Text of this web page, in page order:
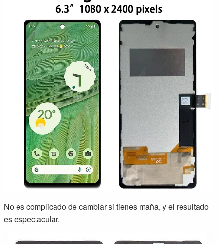
No es complicado de cambiar si tienes maña, y el resultado
es espectacular.